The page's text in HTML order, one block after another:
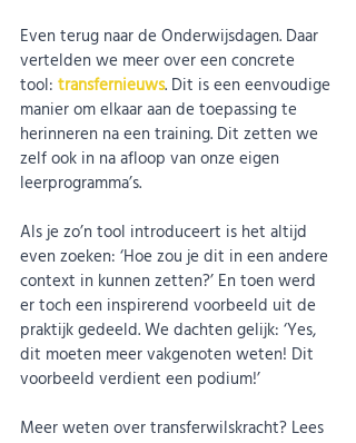
Even terug naar de Onderwijsdagen. Daar
vertelden we meer over een concrete
tool: transfernieuws. Dit is een eenvoudige
manier om elkaar aan de toepassing te
herinneren na een training. Dit zetten we
zelf ook in na afloop van onze eigen
leerprogramma’s.
Als je zo’n tool introduceert is het altijd
even zoeken: ‘Hoe zou je dit in een andere
context in kunnen zetten?’ En toen werd
er toch een inspirerend voorbeeld uit de
praktijk gedeeld. We dachten gelijk: ‘Yes,
dit moeten meer vakgenoten weten! Dit
voorbeeld verdient een podium!’
Meer weten over transferwilskracht? Lees